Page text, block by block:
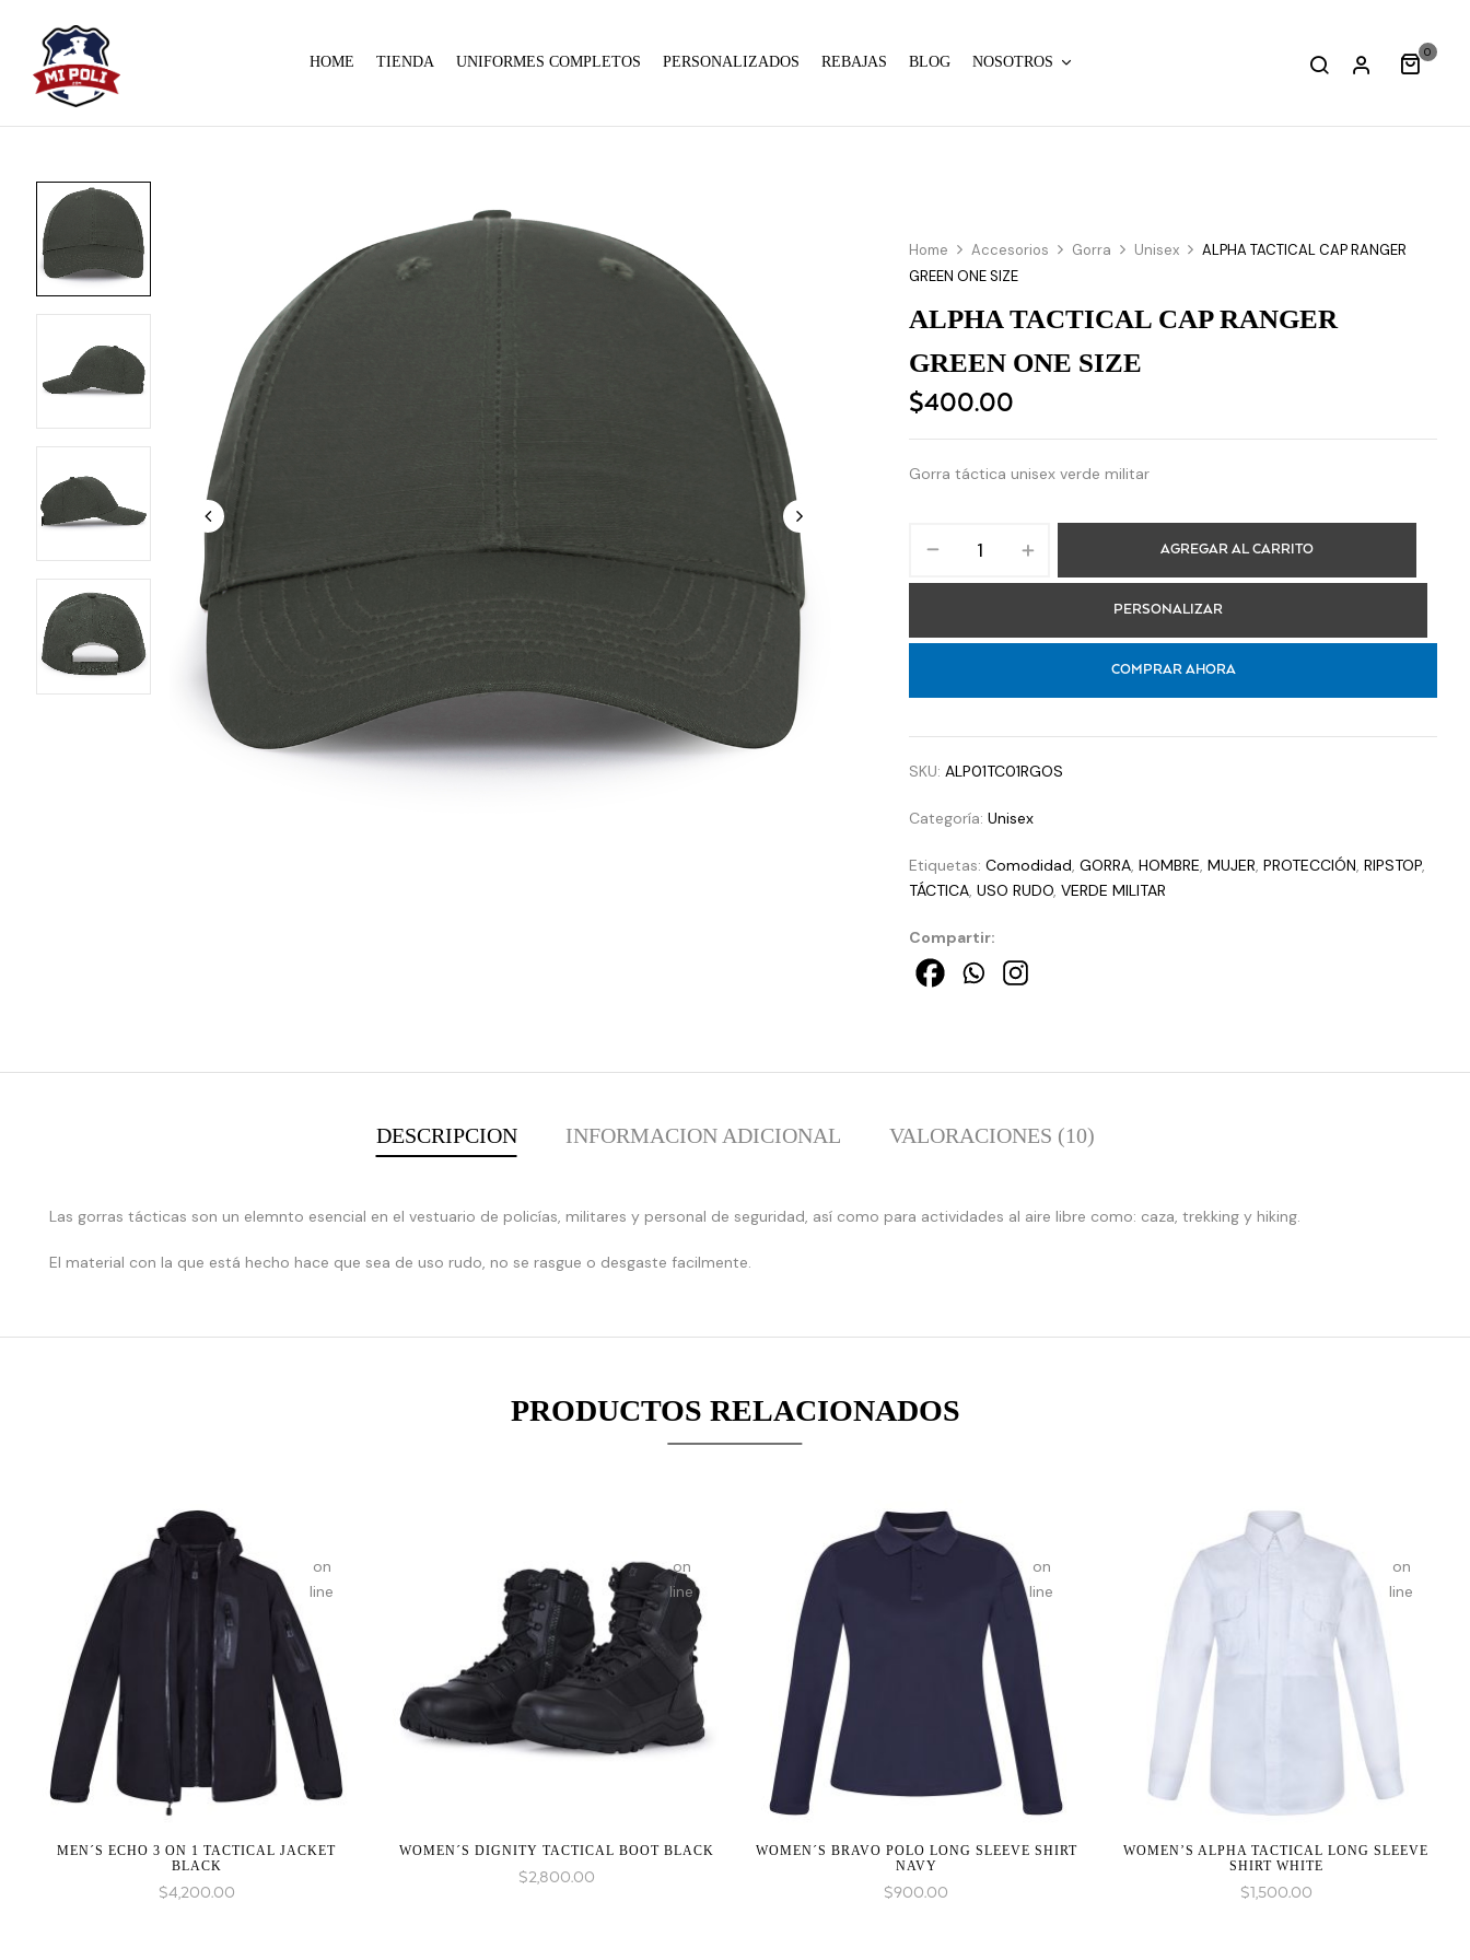
HOME TIENDA UNIFORMES COMPLETOS PERSONALIZADOS REBAJAS BLOG NOSOTROS
0
Home Accesorios Gorra Unisex
ALPHA TACTICAL CAP RANGER
GREEN ONE SIZE
ALPHA TACTICAL CAP RANGER
GREEN ONE SIZE
$400.00
Gorra táctica unisex verde militar
AGREGAR AL CARRITO
PERSONALIZAR
COMPRAR AHORA
SKU:ALP01TC01RGOS
Categoría:Unisex
Etiquetas:Comodidad,GORRA,HOMBRE,MUJER,PROTECCIÓN,RIPSTOP,
TÁCTICA,USO RUDO,VERDE MILITAR
Compartir:
DESCRIPCION INFORMACION ADICIONAL VALORACIONES (10)
Las gorras tácticas son un elemnto esencial en el vestuario de policías, militares y personal de seguridad, así como para actividades al aire libre como: caza, trekking y hiking.
El material con la que está hecho hace que sea de uso rudo, no se rasgue o desgaste facilmente.
PRODUCTOS RELACIONADOS
:
Expected
be an
on
line
MEN´S ECHO 3 ON 1 TACTICAL JACKET
BLACK
$4,200.00
:
Expected
be an
given
in
on
line
WOMEN´S DIGNITY TACTICAL BOOT BLACK
$2,800.00
:
be an
on
line
WOMEN´S BRAVO POLO LONG SLEEVE SHIRT
NAVY
$900.00
be an
on
line
WOMEN’S ALPHA TACTICAL LONG SLEEVE
SHIRT WHITE
$1,500.00